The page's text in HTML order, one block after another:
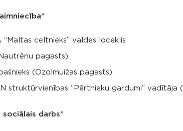
“Maltas celtnieks” valdes loceklis
pagasts)
(Ozolmuižas pagasts)
struktūrvienības “Pērtnieku gardumi” vadītāja
sociālais darbs”